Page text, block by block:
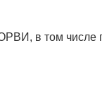
в том